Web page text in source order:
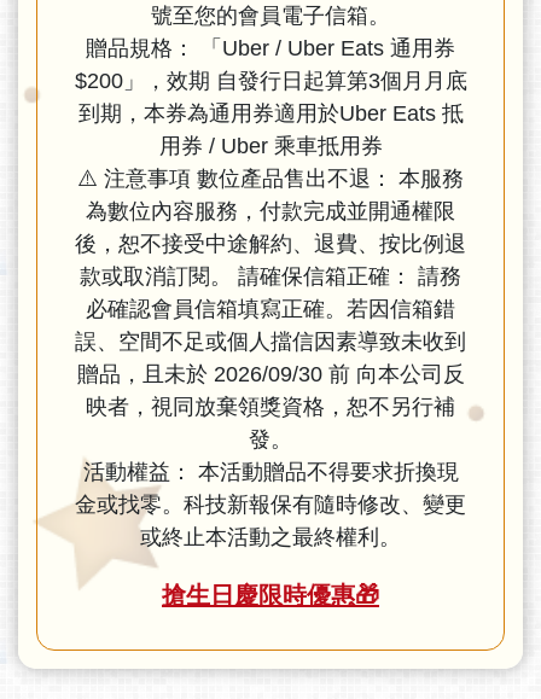
號至您的會員電子信箱。
贈品規格： 「Uber / Uber Eats 通用券
$200」，效期 自發行日起算第3個月月底
到期，本券為通用券適用於Uber Eats 抵
用券 / Uber 乘車抵用券
⚠️ 注意事項 數位產品售出不退： 本服務
為數位內容服務，付款完成並開通權限
後，恕不接受中途解約、退費、按比例退
款或取消訂閱。 請確保信箱正確： 請務
必確認會員信箱填寫正確。若因信箱錯
誤、空間不足或個人擋信因素導致未收到
贈品，且未於 2026/09/30 前 向本公司反
映者，視同放棄領獎資格，恕不另行補
發。
活動權益： 本活動贈品不得要求折換現
金或找零。科技新報保有隨時修改、變更
或終止本活動之最終權利。
搶生日慶限時優惠🎁